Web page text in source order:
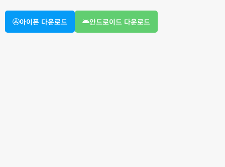
아이폰 다운로드 안드로이드 다운로드